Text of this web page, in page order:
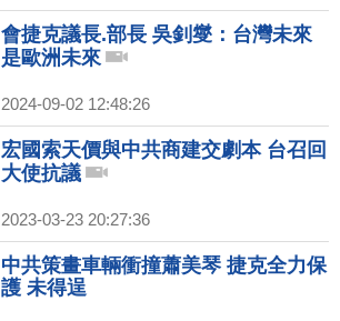
會捷克議長.部長 吳釗燮：台灣未來
是歐洲未來
2024-09-02 12:48:26
宏國索天價與中共商建交劇本 台召回
大使抗議
2023-03-23 20:27:36
中共策畫車輛衝撞蕭美琴 捷克全力保
護 未得逞